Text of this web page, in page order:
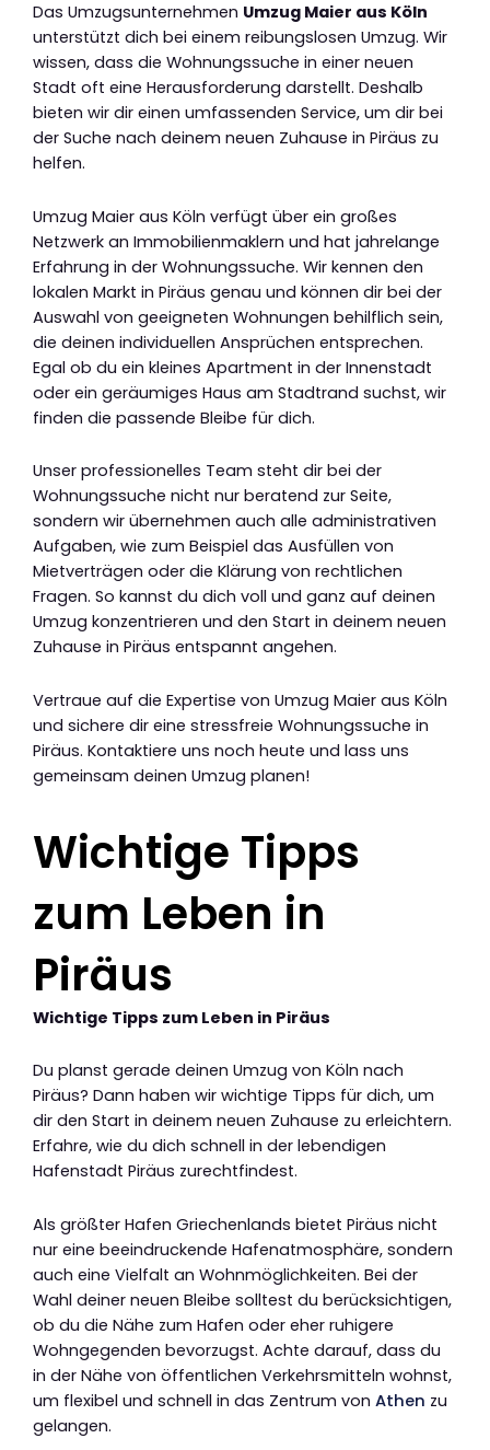
Das Umzugsunternehmen Umzug Maier aus Köln
unterstützt dich bei einem reibungslosen Umzug. Wir
wissen, dass die Wohnungssuche in einer neuen
Stadt oft eine Herausforderung darstellt. Deshalb
bieten wir dir einen umfassenden Service, um dir bei
der Suche nach deinem neuen Zuhause in Piräus zu
helfen.
Umzug Maier aus Köln verfügt über ein großes
Netzwerk an Immobilienmaklern und hat jahrelange
Erfahrung in der Wohnungssuche. Wir kennen den
lokalen Markt in Piräus genau und können dir bei der
Auswahl von geeigneten Wohnungen behilflich sein,
die deinen individuellen Ansprüchen entsprechen.
Egal ob du ein kleines Apartment in der Innenstadt
oder ein geräumiges Haus am Stadtrand suchst, wir
finden die passende Bleibe für dich.
Unser professionelles Team steht dir bei der
Wohnungssuche nicht nur beratend zur Seite,
sondern wir übernehmen auch alle administrativen
Aufgaben, wie zum Beispiel das Ausfüllen von
Mietverträgen oder die Klärung von rechtlichen
Fragen. So kannst du dich voll und ganz auf deinen
Umzug konzentrieren und den Start in deinem neuen
Zuhause in Piräus entspannt angehen.
Vertraue auf die Expertise von Umzug Maier aus Köln
und sichere dir eine stressfreie Wohnungssuche in
Piräus. Kontaktiere uns noch heute und lass uns
gemeinsam deinen Umzug planen!
Wichtige Tipps
zum Leben in
Piräus
Wichtige Tipps zum Leben in Piräus
Du planst gerade deinen Umzug von Köln nach
Piräus? Dann haben wir wichtige Tipps für dich, um
dir den Start in deinem neuen Zuhause zu erleichtern.
Erfahre, wie du dich schnell in der lebendigen
Hafenstadt Piräus zurechtfindest.
Als größter Hafen Griechenlands bietet Piräus nicht
nur eine beeindruckende Hafenatmosphäre, sondern
auch eine Vielfalt an Wohnmöglichkeiten. Bei der
Wahl deiner neuen Bleibe solltest du berücksichtigen,
ob du die Nähe zum Hafen oder eher ruhigere
Wohngegenden bevorzugst. Achte darauf, dass du
in der Nähe von öffentlichen Verkehrsmitteln wohnst,
um flexibel und schnell in das Zentrum von Athen zu
gelangen.